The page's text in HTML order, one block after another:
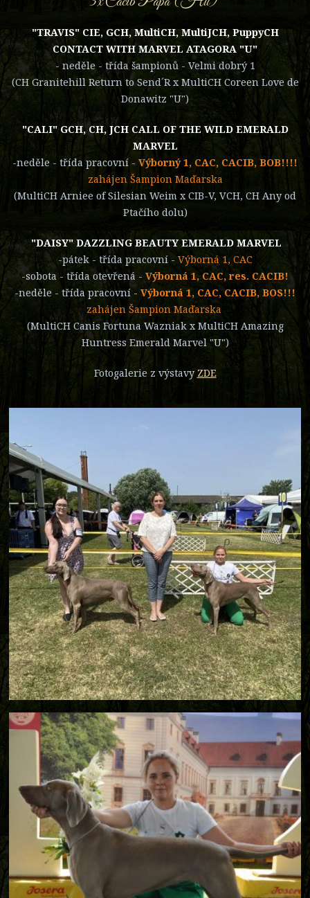
"TRAVIS" CIE, GCH, MultiCH, MultiJCH, PuppyCH
CONTACT WITH MARVEL ATAGORA "U"
- neděle - třída šampionů - Velmi dobrý 1
(CH Granitehill Return to Send´R x MultiCH Coreen Love de
Donawitz "U")
"CALI" GCH, CH, JCH CALL OF THE WILD EMERALD
MARVEL
-neděle - třída pracovní - Výborný 1, CAC, CACIB, BOB!!!!
zahájen Šampion Maďarska
(MultiCH Arniee of Silesian Weim x CIB-V, VCH, CH Any od
Ptačího dolu)
"DAISY" DAZZLING BEAUTY EMERALD MARVEL
-pátek - třída pracovní - Výborná 1, CAC
-sobota - třída otevřená - Výborná 1, CAC, res. CACIB!
-neděle - třída pracovní - Výborná 1, CAC, CACIB, BOS!!!
zahájen Šampion Maďarska
(MultiCH Canis Fortuna Wazniak x MultiCH Amazing
Huntress Emerald Marvel "U")
Fotogalerie z výstavy ZDE